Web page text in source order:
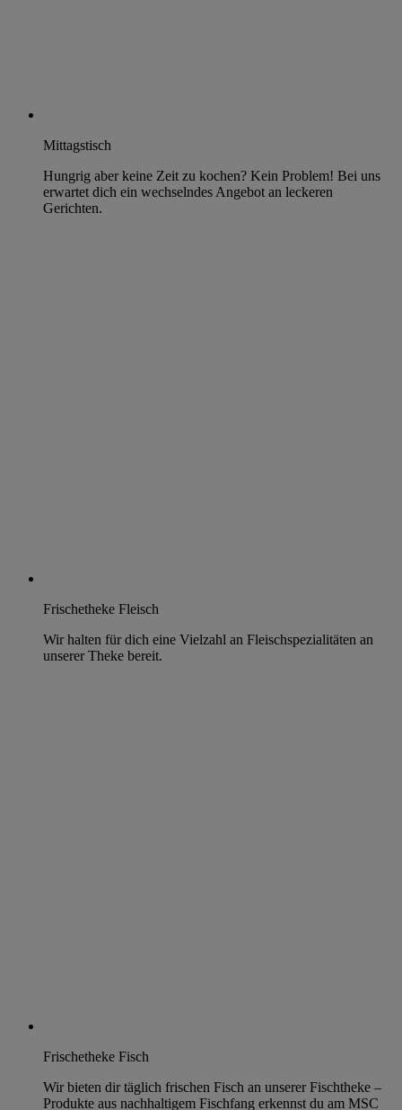
Mittagstisch
Hungrig aber keine Zeit zu kochen? Kein Problem! Bei uns
erwartet dich ein wechselndes Angebot an leckeren
Gerichten.
Frischetheke Fleisch
Wir halten für dich eine Vielzahl an Fleischspezialitäten an
unserer Theke bereit.
Frischetheke Fisch
Wir bieten dir täglich frischen Fisch an unserer Fischtheke –
Produkte aus nachhaltigem Fischfang erkennst du am MSC